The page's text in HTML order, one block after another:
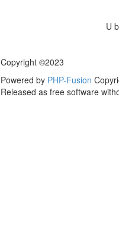
U
Copyright ©2023
Powered by PHP-Fusion
Released as free software